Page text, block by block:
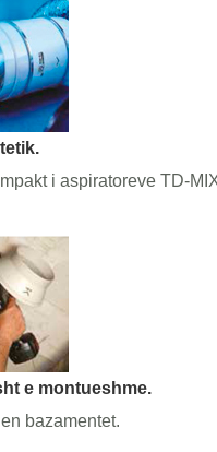
i aspiratoreve TD-
e montueshme.
bazamentet.